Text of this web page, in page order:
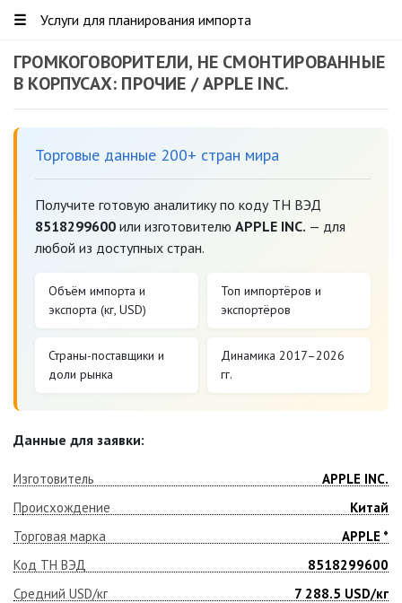
☰ Услуги для планирования импорта
ГРОМКОГОВОРИТЕЛИ, НЕ СМОНТИРОВАННЫЕ
В КОРПУСАХ: ПРОЧИЕ / APPLE INC.
Торговые данные 200+ стран мира
Получите готовую аналитику по коду ТН ВЭД
8518299600 или изготовителю APPLE INC. — для
любой из доступных стран.
Объём импорта и
экспорта (кг, USD)
Топ импортёров и
экспортёров
Страны-поставщики и
доли рынка
Динамика 2017–2026
гг.
Данные для заявки:
Изготовитель
APPLE INC.
Происхождение
Китай
Торговая марка
APPLE *
Код ТН ВЭД
8518299600
Средний USD/кг
7 288.5 USD/кг